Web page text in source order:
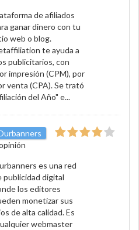
de afiliados
ganar dinero con tu
web o blog.
te ayuda a
publicitarios, con
impresión (CPM), por
venta (CPA). Se trató
del Año" e...
es una red
publicidad digital
los editores
monetizar sus
de alta calidad. Es
webmaster